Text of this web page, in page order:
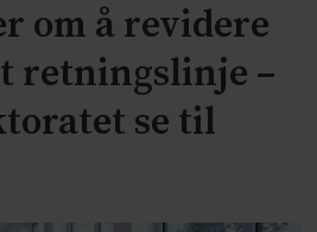
om å revidere
retningslinje –
se til